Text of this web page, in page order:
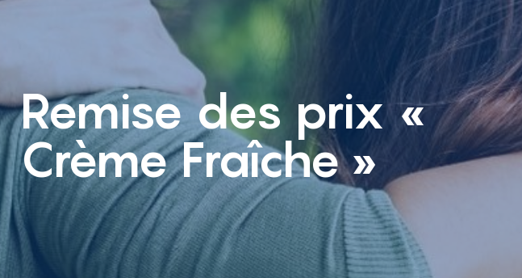
Remise des prix «
Crème Fraîche »